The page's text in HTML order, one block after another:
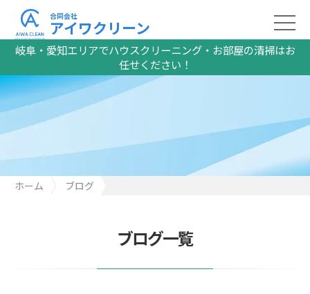
岐阜・愛知エリアでハウスクリーニング・お部屋の清掃はお
任せください！
合同会社
アイワクリーン
ホーム
ブログ
ブログ一覧